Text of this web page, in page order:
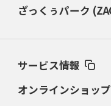
ざっくぅパーク
サービス情報
オンラインショップ